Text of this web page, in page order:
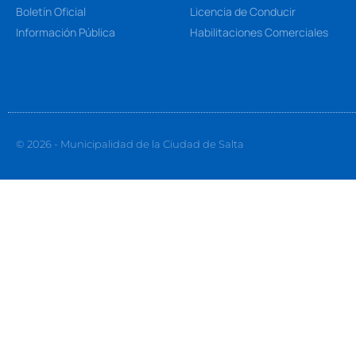
Boletín Oficial
Información Pública
Licencia de Conducir
Habilitaciones Comerciales
© 2026 - Municipalidad de la Ciudad de Salta